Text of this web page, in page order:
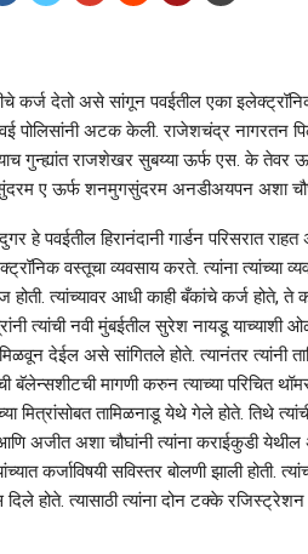
कर्ज देतो असे सांगून पवईतील एका
पोलिसांनी अटक केली. राजेशचंद्र नागरतन
याच गुन्ह्यांत राजशेखर सुबय्या ऊर्फ एस. के
ए ऊर्फ शनमुगसुंदरम अनडीअयपन अशा
हे पवईतील हिरानंदानी गार्डन परिसरात
वस्तूचा व्यवसाय करते. त्यांना त्यांच्या
त्यांच्यावर आधी काही बँकांचे कर्ज होते, ते
त्यांची नवी मुंबईतील सुरेश नायडू
देईल असे सांगितले होते. त्यानंतर त्यांनी
बॅलेन्सशीटची मागणी करुन त्याच्या परिचित
मित्रांसोबत तामिळनाडू येथे गेले होते. तिथे
अजीत अशा चौघांनी त्यांना कराईकुडी
कर्जाविषयी सविस्तर बोलणी झाली होती.
दिले होते. त्यासाठी त्यांना दोन टक्के